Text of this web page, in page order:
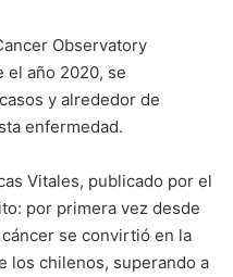
Observatory
el año 2020, se
y alrededor de
enfermedad.
Vitales, publicado por el
por primera vez desde
se convirtió en la
los chilenos, superando a